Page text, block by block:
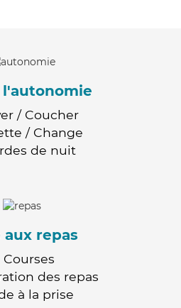
l'autonomie
/ Coucher
/ Change
de nuit
aux repas
Courses
des repas
à la prise